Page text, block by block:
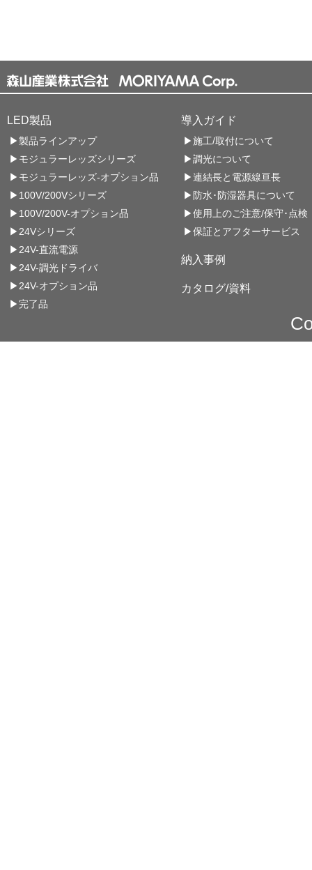
LED製品
▶製品ラインアップ
▶モジュラーレッズシリーズ
▶モジュラーレッズ-オプション品
▶100V/200Vシリーズ
▶100V/200V-オプション品
▶24Vシリーズ
▶24V-直流電源
▶24V-調光ドライバ
▶24V-オプション品
▶完了品
導入ガイド
▶施工/取付について
▶調光について
▶連結長と電源線亘長
▶防水･防湿器具について
▶使用上のご注意/保守･点検
▶保証とアフターサービス
納入事例
カタログ/資料